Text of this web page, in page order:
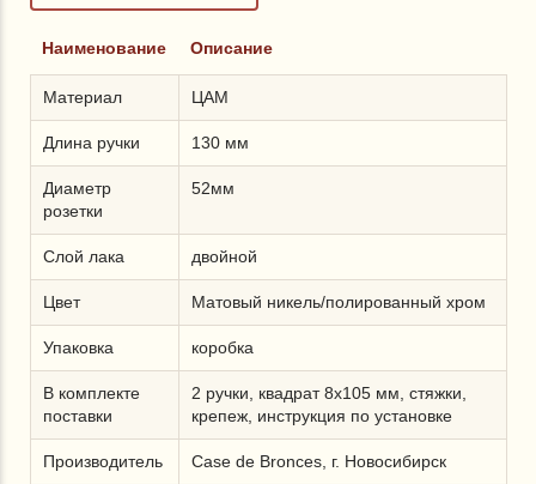
Наименование Описание
Материал ЦАМ
Длина ручки 130 мм
Диаметр
розетки
52мм
Слой лака двойной
Цвет Матовый никель/полированный хром
Упаковка коробка
В комплекте
поставки
2 ручки, квадрат 8х105 мм, стяжки,
крепеж, инструкция по установке
Производитель Case de Bronces, г. Новосибирск